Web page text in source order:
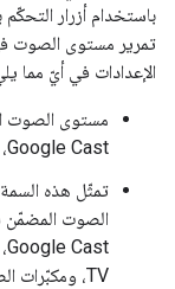
باستخدام أزرار
تمرير مستوى الصوت
الإعدادات في أيّ مما
مستوى الصوت
Google Cast، مثل Chromecast
تمثّل هذه
الصوت المضمّن
TV، ومكبّرات الصوت الذكية.